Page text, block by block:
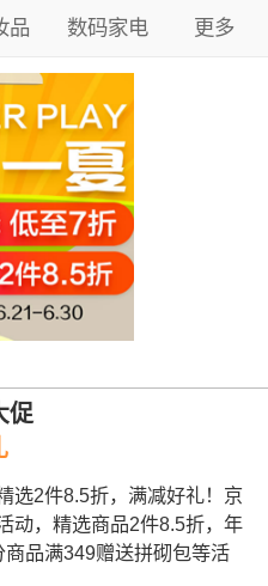
品 数码家电 更多
促
选2件8.5折，满减好礼！京
动，精选商品2件8.5折，年
品满349赠送拼砌包等活